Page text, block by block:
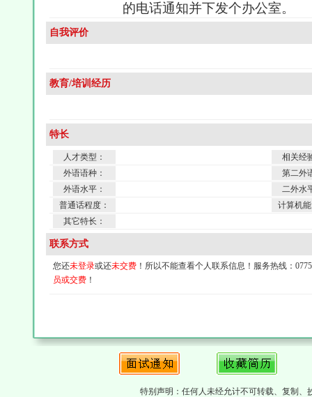
的电话通知并下发个办公室。
自我评价
教育/培训经历
特长
人才类型：
相关经
外语语种：
第二外
外语水平：
二外水
普通话程度：
计算机
其它特长：
联系方式
您还未登录或还未交费 ！所以不能查看个人联系信息！服务热线：
员或交费 ！
特别声明：任何人未经允计不可转载、复制